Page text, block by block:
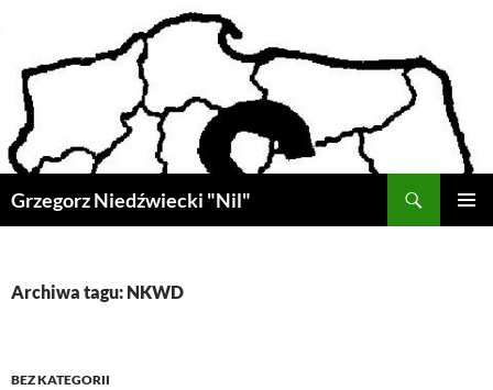
treści
Grzegorz Niedźwiecki "Nil"
Archiwa tagu: NKWD
BEZ KATEGORII